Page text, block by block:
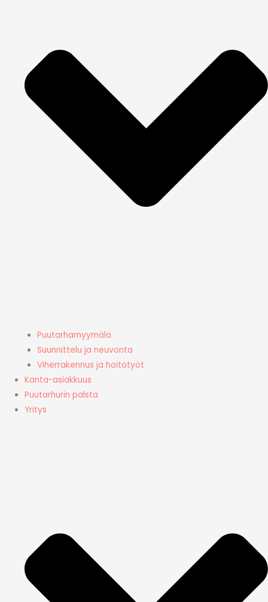
Puutarhamyymälä
Suunnittelu ja neuvonta
Viherrakennus ja hoitotyöt
Kanta-asiakkuus
Puutarhurin palsta
Yritys